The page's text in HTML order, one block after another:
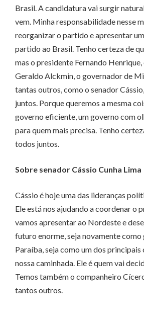
Brasil. A candidatura vai surgir
vem. Minha responsabilidade nesse
reorganizar o partido e apresentar
partido ao Brasil. Tenho certeza de
mas o presidente Fernando
Geraldo Alckmin, o governador de
tantas outros, como o senador
juntos. Porque queremos a mesma
governo eficiente, um governo com
para quem mais precisa. Tenho
todos juntos.
Sobre senador Cássio Cunha Lima
Cássio é hoje uma das lideranças
Ele está nos ajudando a coordenar o
vamos apresentar ao Nordeste e
futuro enorme, seja novamente
Paraíba, seja como um dos
nossa caminhada. Ele é quem vai
Temos também o companheiro
tantos outros.